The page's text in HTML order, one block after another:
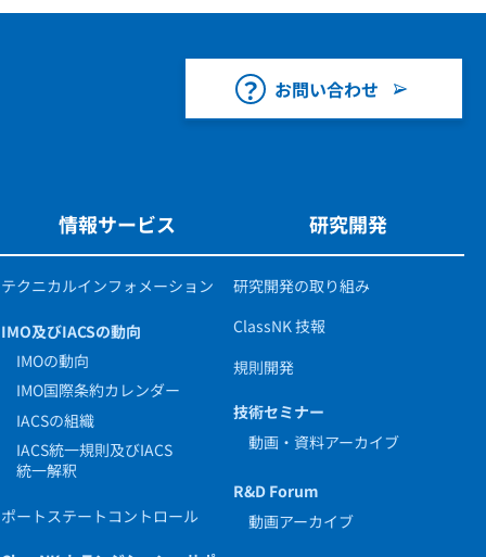
お問い合わせ
情報サービス
テクニカルインフォメーション
IMO及びIACSの動向
IMOの動向
IMO国際条約カレンダー
IACSの組織
IACS統一規則及びIACS
統一解釈
ポートステートコントロール
研究開発
研究開発の取り組み
ClassNK 技報
規則開発
技術セミナー
動画・資料アーカイブ
R&D Forum
動画アーカイブ